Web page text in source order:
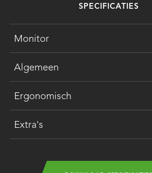
SPECIFICATIES
Monitor
Algemeen
Ergonomisch
Extra's